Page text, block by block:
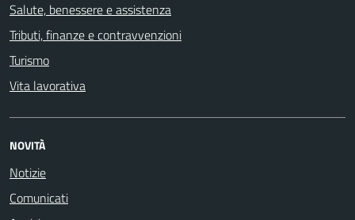
Salute, benessere e assistenza
Tributi, finanze e contravvenzioni
Turismo
Vita lavorativa
NOVITÀ
Notizie
Comunicati